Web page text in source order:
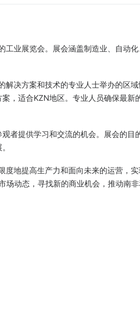
业展览会。展会涵盖制造业、自动
决方案和技术的专业人士举办的区
，适合KZN地区。专业人员确保最新
者提供学习和交流的机会。展会的目
地提高生产力和面向未来的运营，
场动态，寻找新的商业机会，推动南